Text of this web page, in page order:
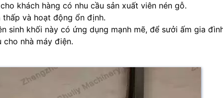
khách hàng có nhu cầu sản xuất viên nén gỗ.
và hoạt động ổn định.
sinh khối này có ứng dụng mạnh mẽ, để sưởi ấm gia
nhà máy điện.